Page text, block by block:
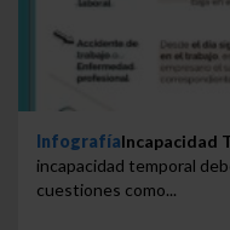
InfografíaIncapacidad
incapacidad temporal
cuestiones como...